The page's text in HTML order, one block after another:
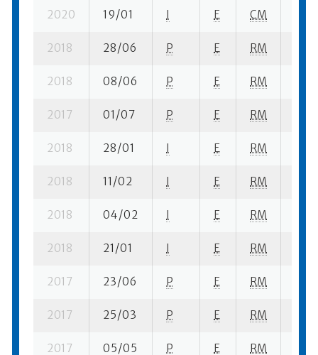
2020 19/01 I E CM
2018 28/06 P E RM
2018 08/06 P E RM
2017 01/07 P E RM
2018 28/01 I E RM
2018 11/02 I E RM
2018 04/02 I E RM
2018 21/01 I E RM
2017 23/06 P E RM
2017 25/03 P E RM
2017 05/05 P E RM